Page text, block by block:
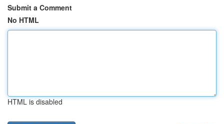
Submit a Comment
No HTML
HTML is disabled